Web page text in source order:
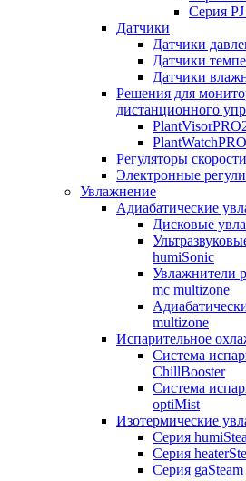
Серия PJ
Датчики
Датчики
Датчики
Датчики
Решения для
дистанционного
Регуляторы скорости
Электронные
Увлажнение
Адиабатические
Дисковые
humiSonic
Увлажнители
mc multizone
multizone
Испарительное
Система
ChillBooster
Система
optiMist
Изотермические
Серия
Серия
Серия gaSteam